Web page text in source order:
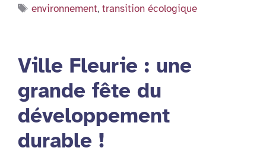
Étiquettes
environnement,transition écologique
Ville Fleurie : une
grande fête du
développement
durable !